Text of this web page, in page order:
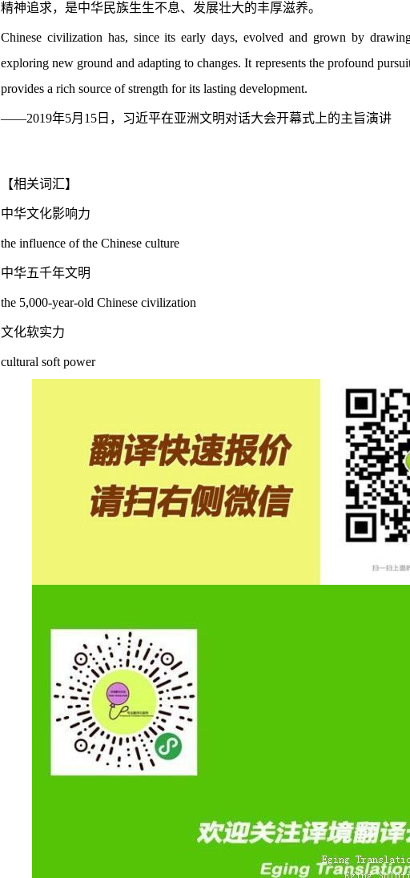
精神追求，是中华民族生生不息、发展壮大的丰厚滋养。
Chinese civilization has, since its early days, evolved and grown by
exploring new ground and adapting to changes. It represents the profound
provides a rich source of strength for its lasting development.
——2019年5月15日，习近平在亚洲文明对话大会开幕式上的主旨演讲
【相关词汇】
中华文化影响力
the influence of the Chinese culture
中华五千年文明
the 5,000-year-old Chinese civilization
文化软实力
cultural soft power